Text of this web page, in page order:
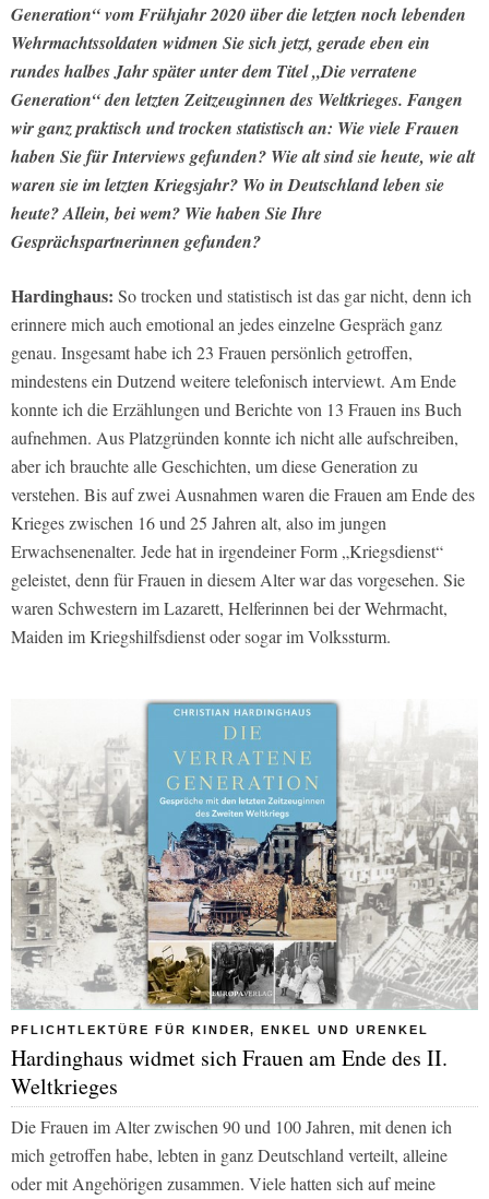
Generation“ vom Frühjahr 2020 über die letzten noch lebenden
Wehrmachtssoldaten widmen Sie sich jetzt, gerade eben ein
rundes halbes Jahr später unter dem Titel „Die verratene
Generation“ den letzten Zeitzeuginnen des Weltkrieges. Fangen
wir ganz praktisch und trocken statistisch an: Wie viele Frauen
haben Sie für Interviews gefunden? Wie alt sind sie heute, wie alt
waren sie im letzten Kriegsjahr? Wo in Deutschland leben sie
heute? Allein, bei wem? Wie haben Sie Ihre
Gesprächspartnerinnen gefunden?
Hardinghaus: So trocken und statistisch ist das gar nicht, denn ich
erinnere mich auch emotional an jedes einzelne Gespräch ganz
genau. Insgesamt habe ich 23 Frauen persönlich getroffen,
mindestens ein Dutzend weitere telefonisch interviewt. Am Ende
konnte ich die Erzählungen und Berichte von 13 Frauen ins Buch
aufnehmen. Aus Platzgründen konnte ich nicht alle aufschreiben,
aber ich brauchte alle Geschichten, um diese Generation zu
verstehen. Bis auf zwei Ausnahmen waren die Frauen am Ende des
Krieges zwischen 16 und 25 Jahren alt, also im jungen
Erwachsenenalter. Jede hat in irgendeiner Form „Kriegsdienst“
geleistet, denn für Frauen in diesem Alter war das vorgesehen. Sie
waren Schwestern im Lazarett, Helferinnen bei der Wehrmacht,
Maiden im Kriegshilfsdienst oder sogar im Volkssturm.
PFLICHTLEKTÜRE FÜR KINDER, ENKEL UND URENKEL
Hardinghaus widmet sich Frauen am Ende des II.
Weltkrieges
Die Frauen im Alter zwischen 90 und 100 Jahren, mit denen ich
mich getroffen habe, lebten in ganz Deutschland verteilt, alleine
oder mit Angehörigen zusammen. Viele hatten sich auf meine